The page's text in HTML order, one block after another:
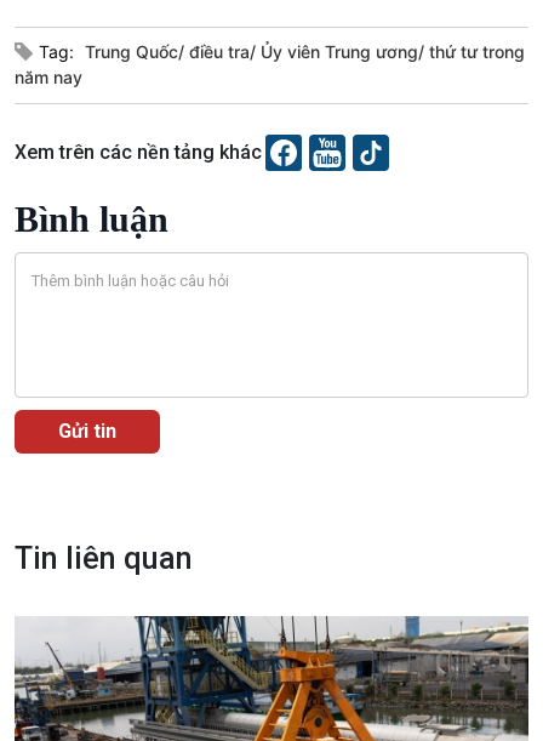
Tag: Trung Quốc/ điều tra/ Ủy viên Trung ương/ thứ tư trong
năm nay
Xem trên các nền tảng khác
Bình luận
Tin liên quan